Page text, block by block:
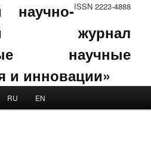
ISSN 2223-4888
научно-
журнал
научные
и инновации»
RU EN